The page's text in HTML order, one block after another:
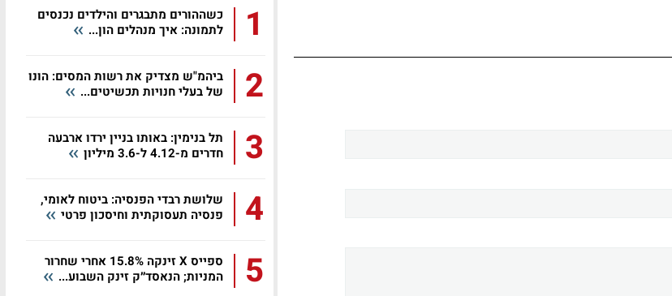
1
כשההורים מתבגרים והילדים נכנסים
לתמונה: איך מנהלים הון...
2
ביהמ"ש מצדיק את רשות המסים: הונו
של בעלי חנויות תכשיטים...
3
תל בנימין: באותו בניין ירדו ארבעה
חדרים מ-4.12 ל-3.6 מיליון
4
שלושת רבדי הפנסיה: ביטוח לאומי,
פנסיה תעסוקתית וחיסכון פרטי
5
ספייס X זינקה 15.8% אחרי שחרור
המניות; הנאסד״ק זינק השבוע...